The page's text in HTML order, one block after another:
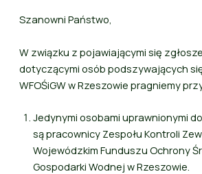
Szanowni Państwo,
W związku z pojawiającymi się
dotyczącymi osób podszywających
WFOŚiGW w Rzeszowie pragniemy
Jedynymi osobami uprawnionymi
są pracownicy Zespołu Kontroli
Wojewódzkim Funduszu Ochrony
Gospodarki Wodnej w Rzeszowie.